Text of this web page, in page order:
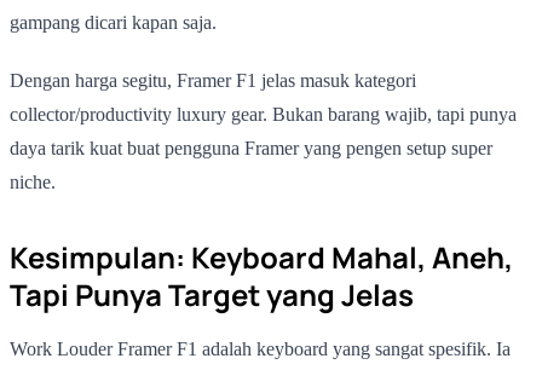
gampang dicari kapan saja.
Dengan harga segitu, Framer F1 jelas masuk kategori
collector/productivity luxury gear. Bukan barang wajib, tapi punya
daya tarik kuat buat pengguna Framer yang pengen setup super
niche.
Kesimpulan: Keyboard Mahal, Aneh,
Tapi Punya Target yang Jelas
Work Louder Framer F1 adalah keyboard yang sangat spesifik. Ia